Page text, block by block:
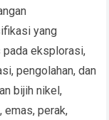
yang
pada eksplorasi,
pengolahan, dan
bijih nikel,
emas, perak,